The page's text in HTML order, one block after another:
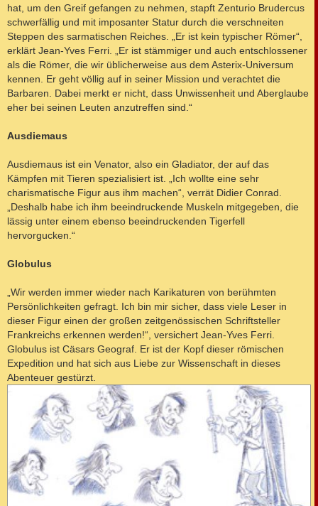
hat, um den Greif gefangen zu nehmen, stapft Zenturio Brudercus
schwerfällig und mit imposanter Statur durch die verschneiten
Steppen des sarmatischen Reiches. „Er ist kein typischer Römer“,
erklärt Jean-Yves Ferri. „Er ist stämmiger und auch entschlossener
als die Römer, die wir üblicherweise aus dem Asterix-Universum
kennen. Er geht völlig auf in seiner Mission und verachtet die
Barbaren. Dabei merkt er nicht, dass Unwissenheit und Aberglaube
eher bei seinen Leuten anzutreffen sind.“
Ausdiemaus
Ausdiemaus ist ein Venator, also ein Gladiator, der auf das
Kämpfen mit Tieren spezialisiert ist. „Ich wollte eine sehr
charismatische Figur aus ihm machen“, verrät Didier Conrad.
„Deshalb habe ich ihm beeindruckende Muskeln mitgegeben, die
lässig unter einem ebenso beeindruckenden Tigerfell
hervorgucken.“
Globulus
„Wir werden immer wieder nach Karikaturen von berühmten
Persönlichkeiten gefragt. Ich bin mir sicher, dass viele Leser in
dieser Figur einen der großen zeitgenössischen Schriftsteller
Frankreichs erkennen werden!“, versichert Jean-Yves Ferri.
Globulus ist Cäsars Geograf. Er ist der Kopf dieser römischen
Expedition und hat sich aus Liebe zur Wissenschaft in dieses
Abenteuer gestürzt.